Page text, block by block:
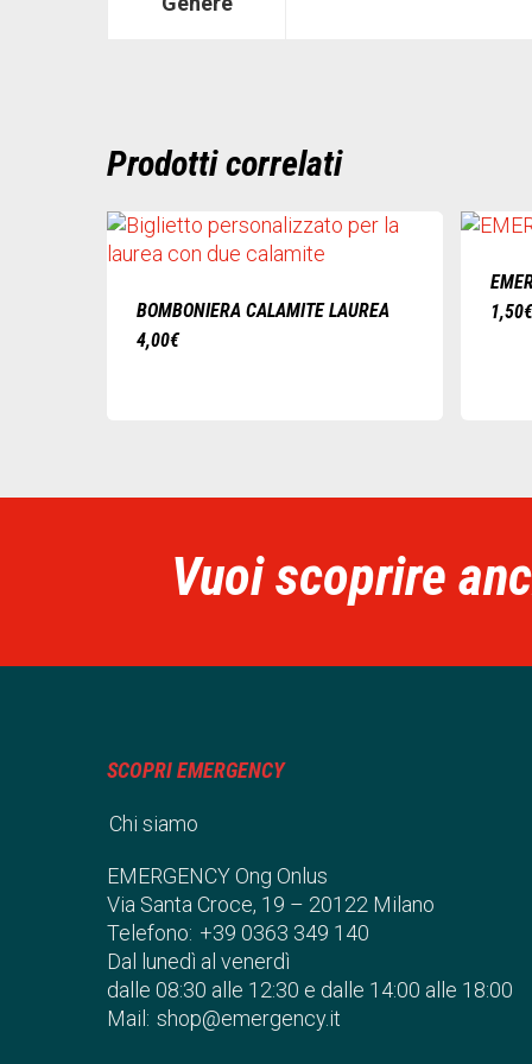
Prodotti correlati
BOMBONIERA CALAMITE LAUREA
4,00€
1,50
Vuoi scoprire
SCOPRI EMERGENCY
Chi siamo
EMERGENCY Ong Onlus
Via Santa Croce, 19 – 20122 Milano
Telefono: +39 0363 349 140
Dal lunedì al venerdì
dalle 08:30 alle 12:30 e dalle 14:00 alle 18:00
Mail: shop@emergency.it